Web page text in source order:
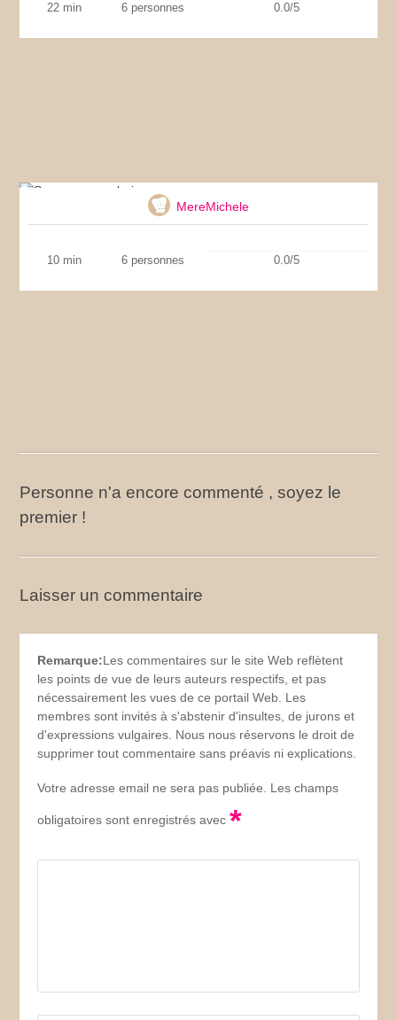
22 min 6 personnes 0.0/5
MereMichele
10 min 6 personnes 0.0/5
Personne n'a encore commenté , soyez le
premier !
Laisser un commentaire
Remarque:Les commentaires sur le site Web reflètent
les points de vue de leurs auteurs respectifs, et pas
nécessairement les vues de ce portail Web. Les
membres sont invités à s'abstenir d'insultes, de jurons et
d'expressions vulgaires. Nous nous réservons le droit de
supprimer tout commentaire sans préavis ni explications.
Votre adresse email ne sera pas publiée. Les champs
obligatoires sont enregistrés avec*